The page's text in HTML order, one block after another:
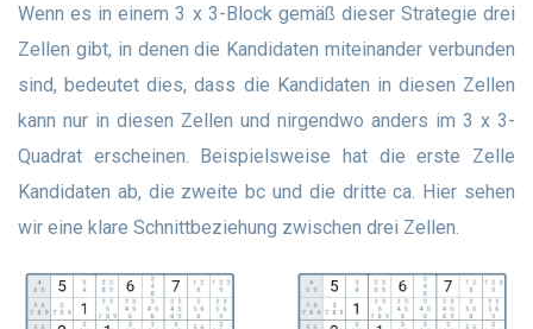
Wenn es in einem 3 x 3-Block gemäß dieser Strategie drei
Zellen gibt, in denen die Kandidaten miteinander verbunden
sind, bedeutet dies, dass die Kandidaten in diesen Zellen
kann nur in diesen Zellen und nirgendwo anders im 3 x 3-
Quadrat erscheinen. Beispielsweise hat die erste Zelle
Kandidaten ab, die zweite bc und die dritte ca. Hier sehen
wir eine klare Schnittbeziehung zwischen drei Zellen.